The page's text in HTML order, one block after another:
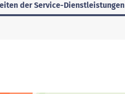
der Service-Dienstleistungen